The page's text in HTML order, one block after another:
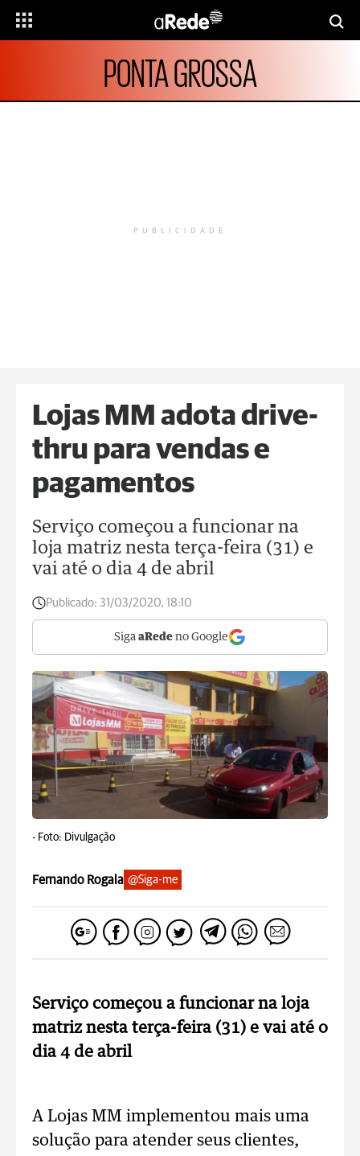
PONTA GROSSA
PUBLICIDADE
Lojas MM adota drive-
thru para vendas e
pagamentos
Serviço começou a funcionar na
loja matriz nesta terça-feira (31) e
vai até o dia 4 de abril
Publicado: 31/03/2020, 18:10
Siga aRede no Google
- Foto: Divulgação
Fernando Rogala @Siga-me
Serviço começou a funcionar na loja
matriz nesta terça-feira (31) e vai até o
dia 4 de abril
A Lojas MM implementou mais uma
solução para atender seus clientes,